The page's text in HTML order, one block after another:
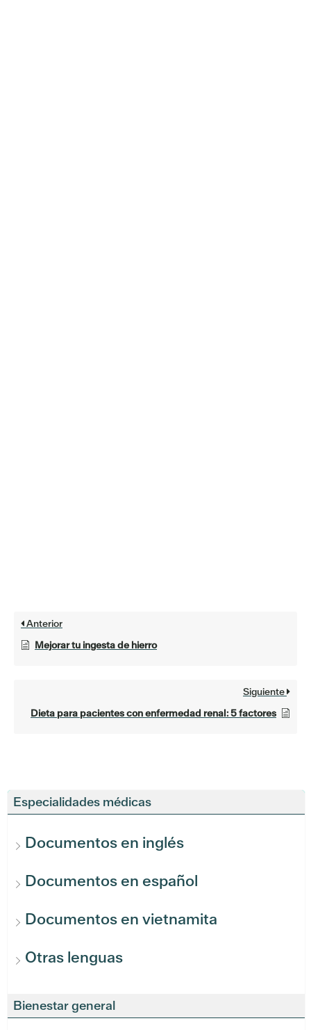
Especialidades médicas
Documentos en inglés
Documentos en español
Documentos en vietnamita
Otras lenguas
Bienestar general
Anterior
Mejorar tu ingesta de hierro
Siguiente
Dieta para pacientes con enfermedad renal: 5 factores